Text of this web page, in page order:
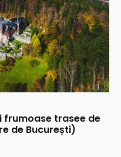
frumoase trasee de
de București)